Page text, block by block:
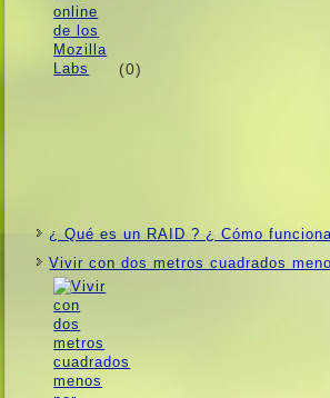
(0)
¿ Qué es un RAID ? ¿ Cómo
Vivir con dos metros cuadrados